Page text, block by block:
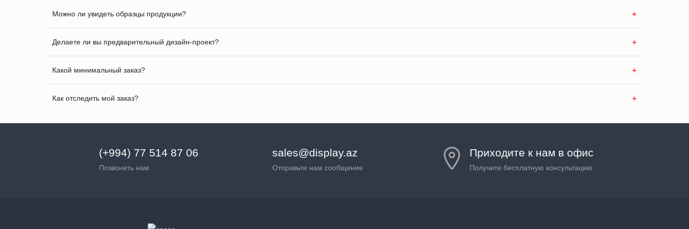
Можно ли увидеть образцы продукции?
Делаете ли вы предварительный дизайн-проект?
Какой минимальный заказ?
Как отследить мой заказ?
(+994) 77 514 87 06
Позвонить нам
sales@display.az
Отправьте нам сообщение
Приходите к нам в офис
Получите бесплатную консультацию